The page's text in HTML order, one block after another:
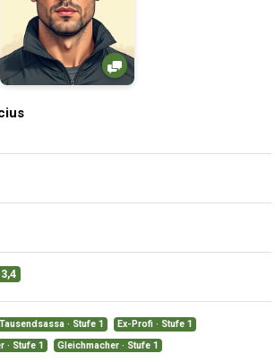
Tausendsassa · Stufe 1
Ex-Profi · Stufe 1
· Stufe 1 Gleichmacher · Stufe 1